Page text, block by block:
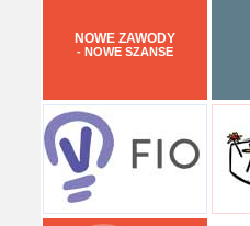
NOWE ZAWODY
- NOWE SZANSE